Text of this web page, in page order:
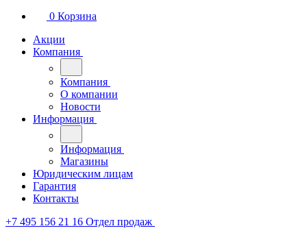
0 Корзина
Акции
Компания
Компания
О компании
Новости
Информация
Информация
Магазины
Юридическим лицам
Гарантия
Контакты
+7 495 156 21 16 Отдел продаж